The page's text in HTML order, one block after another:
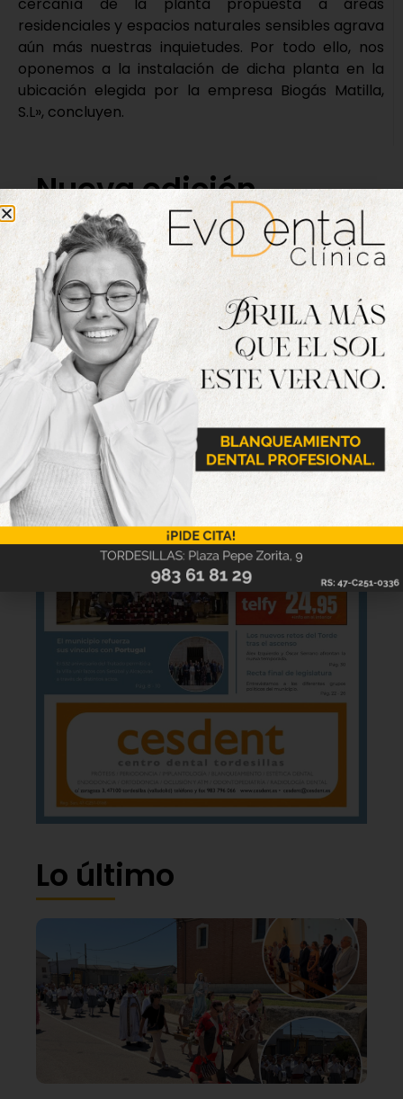
cercanía de la planta propuesta a áreas
residenciales y espacios naturales sensibles agrava
aún más nuestras inquietudes. Por todo ello, nos
oponemos a la instalación de dicha planta en la
ubicación elegida por la empresa Biogás Matilla,
S.L», concluyen.
Nueva edición
disponible
Hazte ya con la trigésimo séptima edición de
la revista Tordesillas al día. Haz clic sobre la
imagen para verla online.
Lo último